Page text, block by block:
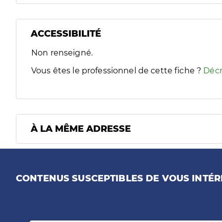
ACCESSIBILITÉ
Filtres
Sélectionnez un ou plusieurs handicaps/besoins
Non renseigné.
Vous êtes le professionnel de cette fiche ?
À LA MÊME ADRESSE
CONTENUS SUSCEPTIBLES DE VOUS